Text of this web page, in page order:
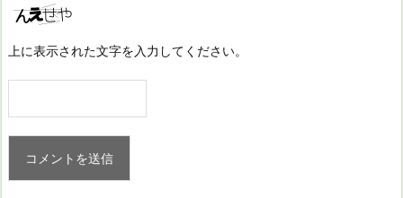
上に表示された文字を入力してください。